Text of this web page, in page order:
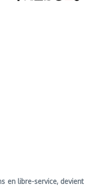
en libre-service, devient